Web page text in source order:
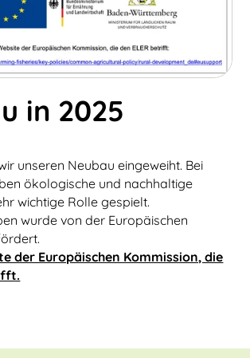
in 2025
unseren Neubau eingeweiht. Bei
ökologische und nachhaltige
wichtige Rolle gespielt.
wurde von der Europäischen
der Europäischen Kommission, die